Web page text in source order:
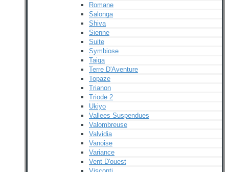
Romane
Salonga
Shiva
Sienne
Suite
Symbiose
Taiga
Terre D'Aventure
Topaze
Trianon
Triode 2
Ukiyo
Vallees Suspendues
Valombreuse
Valvidia
Vanoise
Variance
Vent D'ouest